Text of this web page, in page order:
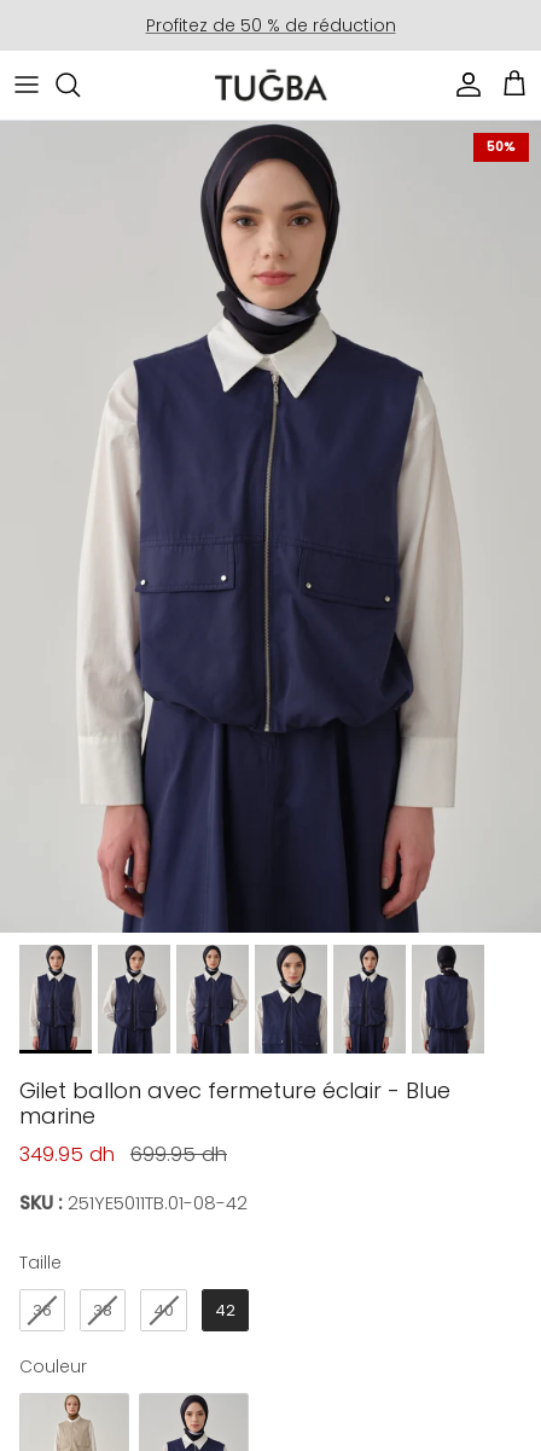
Profitez de 50 % de réduction
Compte
Passer aux informations produits
50%
Gilet ballon avec fermeture éclair - Blue
marine
Prix soldé
349.95 dh Prix habituel
699.95 dh
SKU : 251YE5011TB.01-08-42
Taille
36 38 40 42
CouleurCouleur